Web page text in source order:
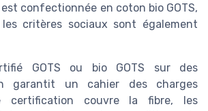
confectionnée en coton bio GOTS,
critères sociaux sont également
GOTS ou bio GOTS sur des
garantit un cahier des charges
certification couvre la fibre, les